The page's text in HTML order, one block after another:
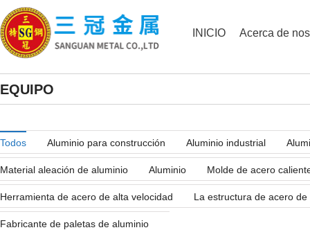
INICIO Acerca de
EQUIPO
Todos Aluminio para construcción Aluminio industrial
Material aleación de aluminio Aluminio Molde de acero
Herramienta de acero de alta velocidad La estructura de acero de
Fabricante de paletas de aluminio